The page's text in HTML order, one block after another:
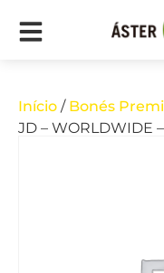
Início / Bonés
JD – WORLDWIDE